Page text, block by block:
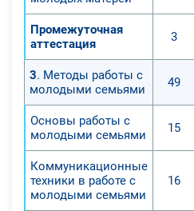
Промежуточная
аттестация
3
3. Методы работы с
молодыми семьями
49
Основы работы с
молодыми семьями
15
Коммуникационные
техники в работе с
молодыми семьями
16